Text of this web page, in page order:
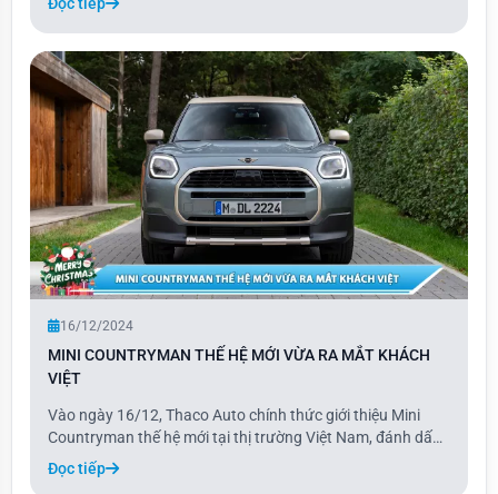
tổng doanh số 13.267 xe. Mức doanh số này tương đương
với trung bình khoảng 1.200 xe/tháng
16/12/2024
MINI COUNTRYMAN THẾ HỆ MỚI VỪA RA MẮT KHÁCH
VIỆT
Vào ngày 16/12, Thaco Auto chính thức giới thiệu Mini
Countryman thế hệ mới tại thị trường Việt Nam, đánh dấu
một bước tiến mới trong dòng xe Mini. Phiên bản 2024 của
Countryman mang đến sự thay đổi toàn diện với thiết kế
Đọc tiếp